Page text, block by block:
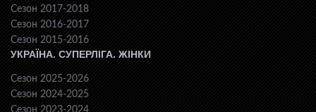
Сезон 2017-2018
Сезон 2016-2017
Сезон 2015-2016
УКРАЇНА. СУПЕРЛІГА. ЖІНКИ
Сезон 2025-2026
Сезон 2024-2025
Сезон 2023-2024